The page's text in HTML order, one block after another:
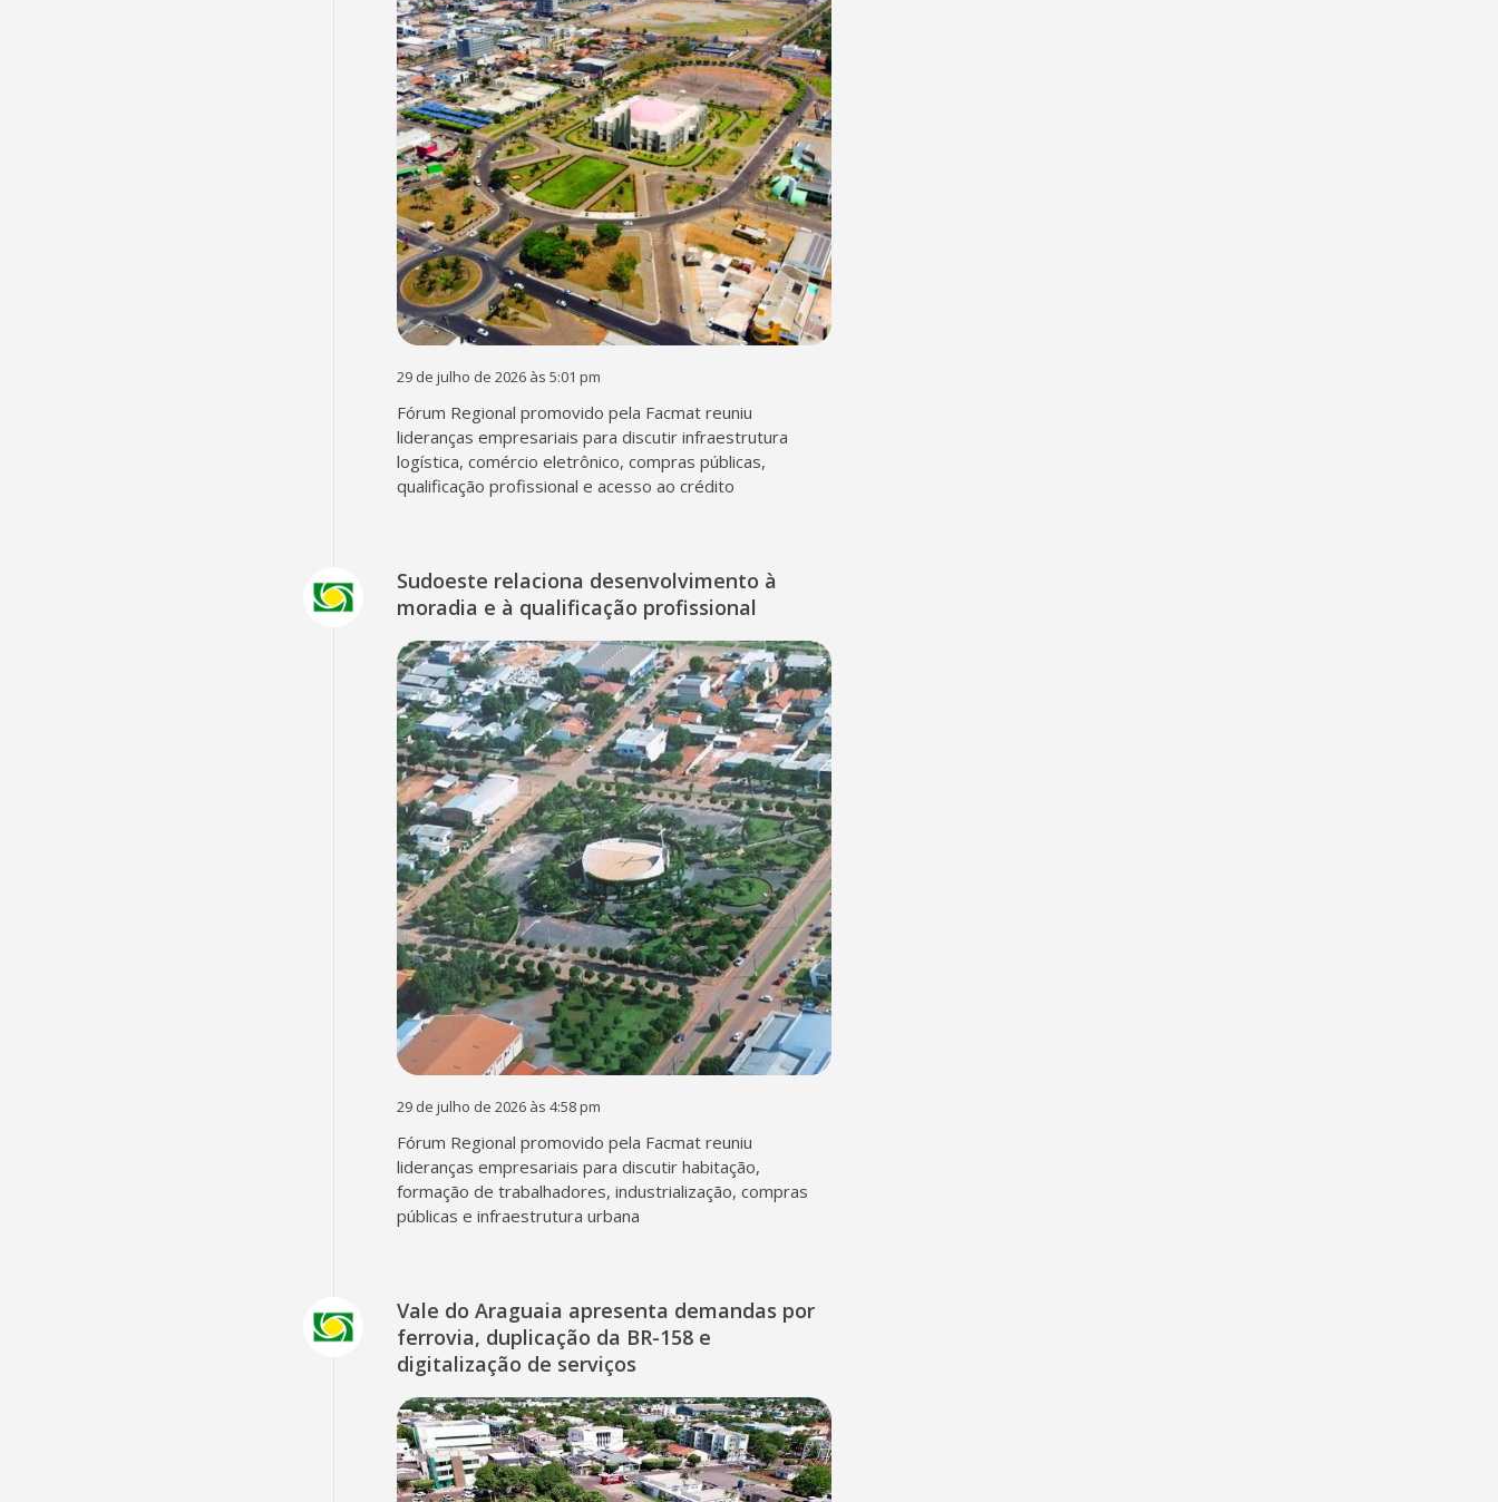
29 de julho de 2026 às 5:01 pm
Fórum Regional promovido pela Facmat reuniu
lideranças empresariais para discutir infraestrutura
logística, comércio eletrônico, compras públicas,
qualificação profissional e acesso ao crédito
Sudoeste relaciona desenvolvimento à
moradia e à qualificação profissional
29 de julho de 2026 às 4:58 pm
Fórum Regional promovido pela Facmat reuniu
lideranças empresariais para discutir habitação,
formação de trabalhadores, industrialização, compras
públicas e infraestrutura urbana
Vale do Araguaia apresenta demandas por
ferrovia, duplicação da BR-158 e
digitalização de serviços